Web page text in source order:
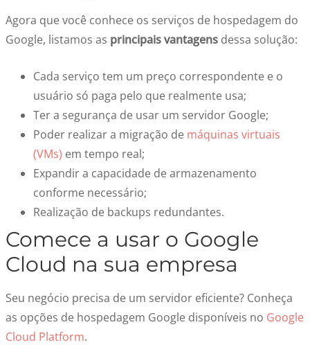
Agora que você conhece os serviços de hospedagem do
Google, listamos as principais vantagens dessa solução:
Cada serviço tem um preço correspondente e o
usuário só paga pelo que realmente usa;
Ter a segurança de usar um servidor Google;
Poder realizar a migração de máquinas virtuais
(VMs) em tempo real;
Expandir a capacidade de armazenamento
conforme necessário;
Realização de backups redundantes.
Comece a usar o Google
Cloud na sua empresa
Seu negócio precisa de um servidor eficiente? Conheça
as opções de hospedagem Google disponíveis no Google
Cloud Platform.